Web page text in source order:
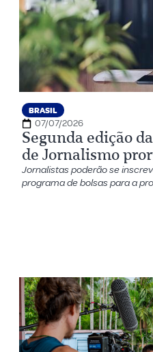
BRASIL
07/07/2026
Segunda edição
de Jornalismo
Jornalistas poderão se
programa de bolsas para a